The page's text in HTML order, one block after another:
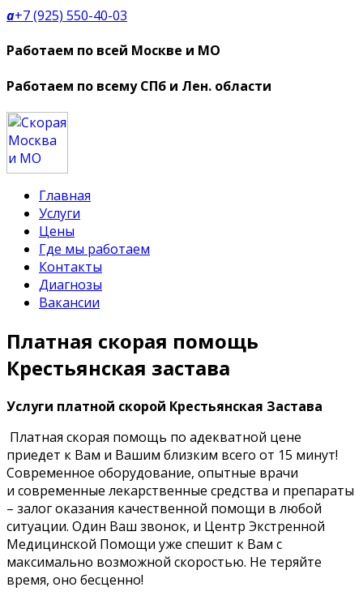
a+7 (925) 550-40-03
Работаем по всей Москве и МО
Работаем по всему СПб и Лен. области
Главная
Услуги
Цены
Где мы работаем
Контакты
Диагнозы
Вакансии
Платная скорая помощь
Крестьянская застава
Услуги платной скорой Крестьянская Застава
Платная скорая помощь по адекватной цене
приедет к Вам и Вашим близким всего от 15 минут!
Современное оборудование, опытные врачи
и современные лекарственные средства и препараты
– залог оказания качественной помощи в любой
ситуации. Один Ваш звонок, и Центр Экстренной
Медицинской Помощи уже спешит к Вам с
максимально возможной скоростью. Не теряйте
время, оно бесценно!